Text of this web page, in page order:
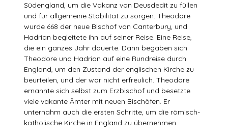
Südengland, um die Vakanz von Deusdedit zu füllen
und für allgemeine Stabilität zu sorgen. Theodore
wurde 668 der neue Bischof von Canterbury, und
Hadrian begleitete ihn auf seiner Reise. Eine Reise,
die ein ganzes Jahr dauerte. Dann begaben sich
Theodore und Hadrian auf eine Rundreise durch
England, um den Zustand der englischen Kirche zu
beurteilen, und der war nicht erfreulich. Theodore
ernannte sich selbst zum Erzbischof und besetzte
viele vakante Ämter mit neuen Bischöfen. Er
unternahm auch die ersten Schritte, um die römisch-
katholische Kirche in England zu übernehmen.